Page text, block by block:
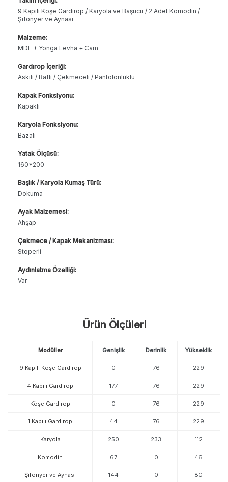
9 Kapılı Köşe Gardırop / Karyola ve Başucu / 2 Adet Komodin /
Şifonyer ve Aynası
Malzeme:
MDF + Yonga Levha + Cam
Gardırop İçeriği:
Askılı / Raflı / Çekmeceli / Pantolonluklu
Kapak Fonksiyonu:
Kapaklı
Karyola Fonksiyonu:
Bazalı
Yatak Ölçüsü:
160*200
Başlık / Karyola Kumaş Türü:
Dokuma
Ayak Malzemesi:
Ahşap
Çekmece / Kapak Mekanizması:
Stoperli
Aydınlatma Özelliği:
Var
Ürün Ölçüleri
Modüller Genişlik Derinlik Yükseklik
9 Kapılı Köşe Gardırop 0 76 229
4 Kapılı Gardırop 177 76 229
Köşe Gardırop 0 76 229
1 Kapılı Gardırop 44 76 229
Karyola 250 233 112
Komodin 67 0 46
Şifonyer ve Aynası 144 0 80